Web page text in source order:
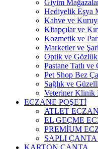
Giyim
Hediyelik Eşya
Kahve ve
Kitapçılar ve
Kozmetik ve
Marketler ve
Optik ve Gözlük
Pastane Tatlı ve
Pet Shop Bez
Sağlık ve
Veteriner Klinik
ECZANE POŞETİ
ATLET
EL GEÇME
PREMİUM
SAPLI
KARTON ÇANTA